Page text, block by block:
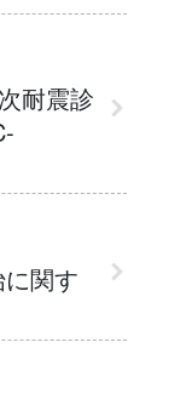
耐震診
関す